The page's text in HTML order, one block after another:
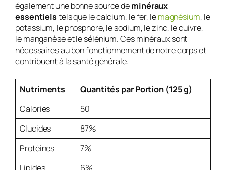
également une bonne source deminéraux
essentielstels que le calcium, le fer, lemagnésium, le
potassium, le phosphore, le sodium, le zinc, le cuivre,
le manganèse et le sélénium. Ces minéraux sont
nécessaires au bon fonctionnement de notre corps et
contribuent à la santé générale.
Nutriments
Quantités par Portion (125 g)
Calories
50
Glucides
87%
Protéines
7%